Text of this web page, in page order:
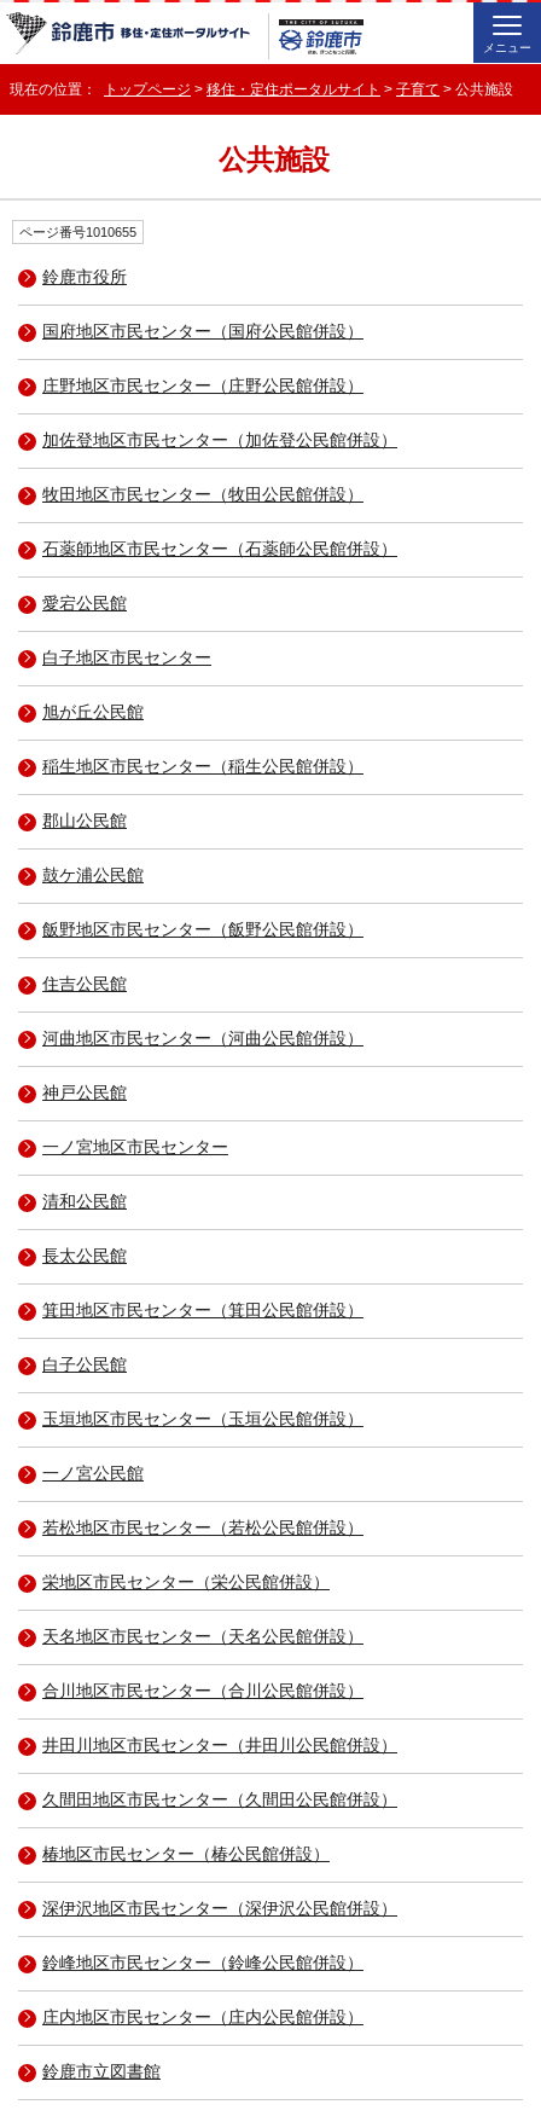
メニュー
現在の位置： トップページ > 移住・定住ポータルサイト > 子育て > 公共施設
公共施設
ページ番号1010655
鈴鹿市役所
国府地区市民センター（国府公民館併設）
庄野地区市民センター（庄野公民館併設）
加佐登地区市民センター（加佐登公民館併設）
牧田地区市民センター（牧田公民館併設）
石薬師地区市民センター（石薬師公民館併設）
愛宕公民館
白子地区市民センター
旭が丘公民館
稲生地区市民センター（稲生公民館併設）
郡山公民館
鼓ケ浦公民館
飯野地区市民センター（飯野公民館併設）
住吉公民館
河曲地区市民センター（河曲公民館併設）
神戸公民館
一ノ宮地区市民センター
清和公民館
長太公民館
箕田地区市民センター（箕田公民館併設）
白子公民館
玉垣地区市民センター（玉垣公民館併設）
一ノ宮公民館
若松地区市民センター（若松公民館併設）
栄地区市民センター（栄公民館併設）
天名地区市民センター（天名公民館併設）
合川地区市民センター（合川公民館併設）
井田川地区市民センター（井田川公民館併設）
久間田地区市民センター（久間田公民館併設）
椿地区市民センター（椿公民館併設）
深伊沢地区市民センター（深伊沢公民館併設）
鈴峰地区市民センター（鈴峰公民館併設）
庄内地区市民センター（庄内公民館併設）
鈴鹿市立図書館